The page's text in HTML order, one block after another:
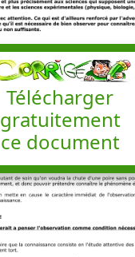
Télécharger
gratuitement
ce document